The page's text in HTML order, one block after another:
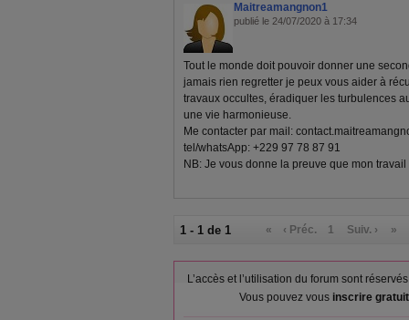
Maitreamangnon1
publié le 24/07/2020 à 17:34
Tout le monde doit pouvoir donner une
jamais rien regretter je peux vous aider à
travaux occultes, éradiquer les turbulences
une vie harmonieuse.
Me contacter par mail:
tel/whatsApp: +229 97 78 87 91
NB: Je vous donne la preuve que mon
1 - 1 de 1 « ‹ Préc. 1 Suiv. › »
L’accès et l’utilisation du forum sont
Vous pouvez vous inscrire